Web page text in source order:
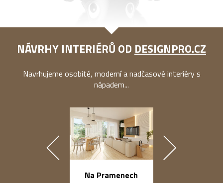
NÁVRHY INTERIÉRŮ OD DESIGNPRO.CZ
Navrhujeme osobité, moderní a nadčasové interiéry s
nápadem...
Na Pramenech